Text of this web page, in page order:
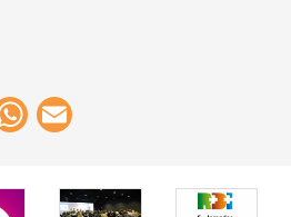
WhatsApp